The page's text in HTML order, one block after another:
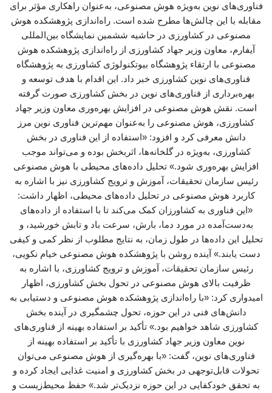
فناوری‌های نوین به‌ویژه هوش مصنوعی، به‌عنوان راهکاری مؤثر برای
مقابله با این چالش‌ها مطرح شده است. راه‌اندازی پژوهشکده هوش
مصنوعی در کشاورزی در حاشیه ششمین نمایشگاه بین‌المللی
آیفارم، معاون وزیر جهاد کشاورزی از راه‌اندازی پژوهشکده هوش
مصنوعی با ارتقاء پژوهشگاه بیوتکنولوژی کشاورزی به پژوهشگاه
فناوری‌های نوین کشاورزی خبر داد. این اقدام با هدف توسعه و
بهره‌برداری از فناوری‌های نوین در بخش کشاورزی صورت گرفته
است. نقش هوش مصنوعی در افزایش بهره‌وری معاون وزیر جهاد
کشاورزی، هوش مصنوعی را به‌عنوان مهم‌ترین فناوری نوین مرز
دانش معرفی کرد و افزود: «استفاده از این فناوری در بخش
کشاورزی، به‌ویژه در گلخانه‌ها، اثربخش بوده و می‌تواند موجب
افزایش بهره‌وری شود.» تحلیل داده‌های محیطی با هوش مصنوعی
رئیس سازمان تحقیقات، آموزش و ترویج کشاورزی نیز با اشاره به
کاربرد هوش مصنوعی در تحلیل داده‌های محیطی، اظهار داشت:
«این فناوری به کشاورزان کمک می‌کند تا با استفاده از داده‌های
به‌دست‌آمده در مورد دما، بارش، سرعت باد و تابش خورشید، و
تحلیل این داده‌ها در طول زمان، به نتایج مطلوب از نظر کمی و کیفی
دست یابند.» آینده روشن با پژوهشکده هوش مصنوعی خیام نکویی،
رئیس سازمان تحقیقات، آموزش و ترویج کشاورزی، با اشاره به
ظرفیت بالای هوش مصنوعی در تحول بخش کشاورزی، اظهار
امیدواری کرد: «با راه‌اندازی پژوهشکده هوش مصنوعی و دستیابی به
دانش‌های فنی در این حوزه، تحول چشمگیری در آینده بخش
کشاورزی شاهد خواهیم بود.» تأکید بر استفاده بهینه از فناوری‌های
نوین معاون وزیر جهاد کشاورزی با تأکید بر استفاده بهینه از
فناوری‌های نوین، گفت: «با بهره‌گیری از هوش مصنوعی می‌توان
تحولات قابل‌توجهی در بخش کشاورزی و امنیت غذایی ایجاد کرده و
به تحقق خودکفایی در این حوزه نزدیک‌تر شد.» حفظ محیط‌زیست و